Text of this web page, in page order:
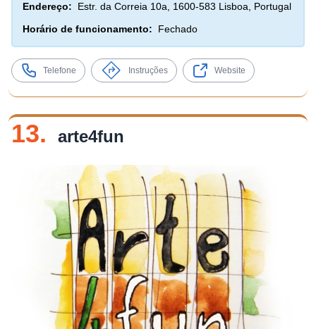
Endereço:
Estr. da Correia 10a, 1600-583 Lisboa, Portugal
Horário de funcionamento:
Fechado
Telefone Instruções Website
13. arte4fun